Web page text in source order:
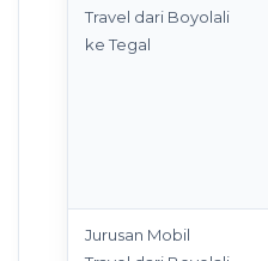
Travel dari Boyolali
ke Tegal
Jurusan Mobil